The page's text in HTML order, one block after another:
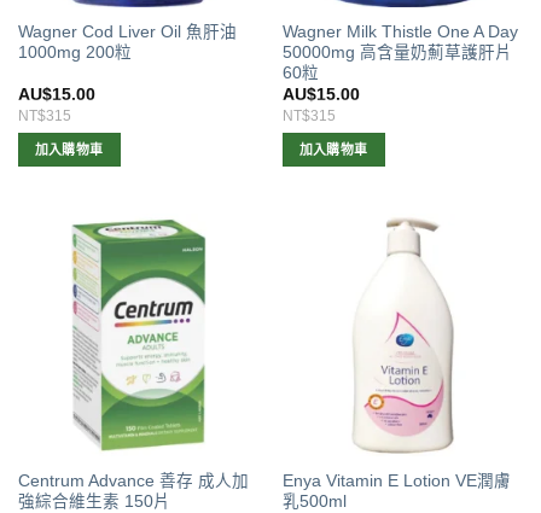
Wagner Cod Liver Oil 魚肝油
1000mg 200粒
AU$15.00
NT$315
加入購物車
Wagner Milk Thistle One A Day
50000mg 高含量奶薊草護肝片
60粒
AU$15.00
NT$315
加入購物車
Centrum Advance 善存 成人加
強綜合維生素 150片
Enya Vitamin E Lotion VE潤膚
乳500ml